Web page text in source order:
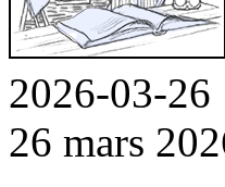
2026-03-26
26 mars